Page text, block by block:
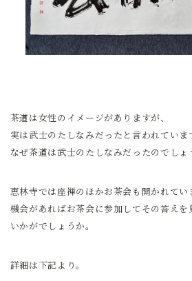
茶道は女性のイメージがありますが、
実は武士のたしなみだったと言われていま
なぜ茶道は武士のたしなみだったのでしょ
恵林寺では座禅のほかお茶会も開かれてい
機会があればお茶会に参加してその答えを
いかがでしょうか。
詳細は下記より。